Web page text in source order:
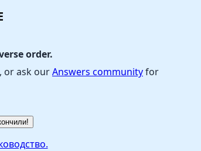
order.
, or ask ourAnswers communityfor